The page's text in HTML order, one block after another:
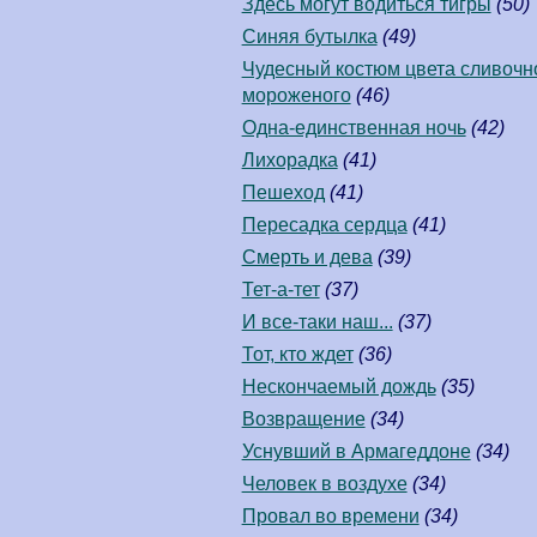
Здесь могут водиться тигры (50)
Синяя бутылка (49)
Чудесный костюм цвета
мороженого (46)
Одна-единственная ночь (42)
Лихорадка (41)
Пешеход (41)
Пересадка сердца (41)
Смерть и дева (39)
Тет-а-тет (37)
И все-таки наш... (37)
Тот, кто ждет (36)
Нескончаемый дождь (35)
Возвращение (34)
Уснувший в Армагеддоне (34)
Человек в воздухе (34)
Провал во времени (34)